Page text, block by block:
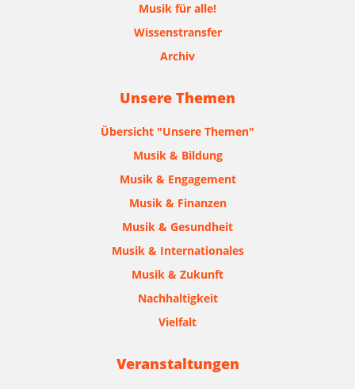
Musik für alle!
Wissenstransfer
Archiv
Unsere Themen
Übersicht "Unsere Themen"
Musik & Bildung
Musik & Engagement
Musik & Finanzen
Musik & Gesundheit
Musik & Internationales
Musik & Zukunft
Nachhaltigkeit
Vielfalt
Veranstaltungen